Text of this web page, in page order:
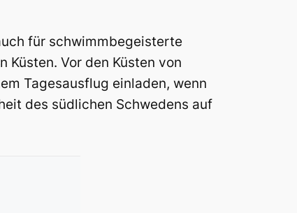
für schwimmbegeisterte
Küsten. Vor den Küsten von
Tagesausflug einladen, wenn
des südlichen Schwedens auf